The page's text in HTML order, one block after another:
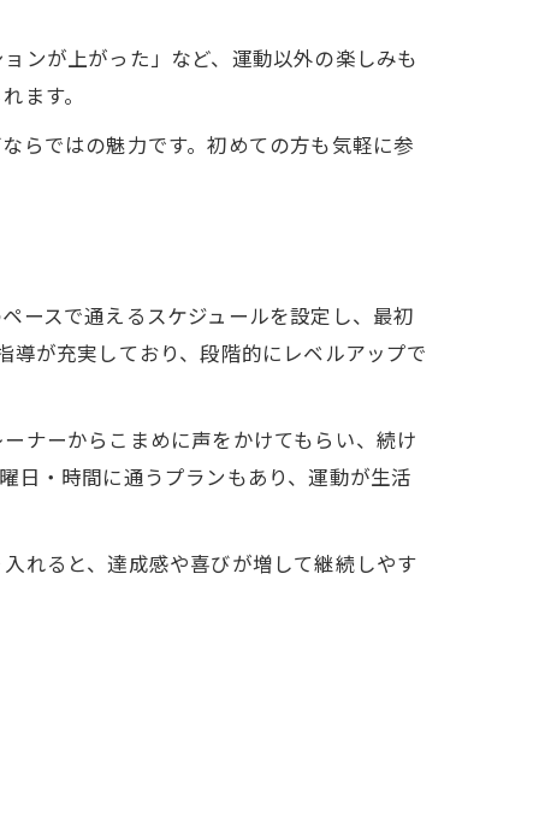
ンが上がった」など、運動以外の楽しみも
ます。
らではの魅力です。初めての方も気軽に参
ースで通えるスケジュールを設定し、最初
が充実しており、段階的にレベルアップで
ナーからこまめに声をかけてもらい、続け
日・時間に通うプランもあり、運動が生活
れると、達成感や喜びが増して継続しやす